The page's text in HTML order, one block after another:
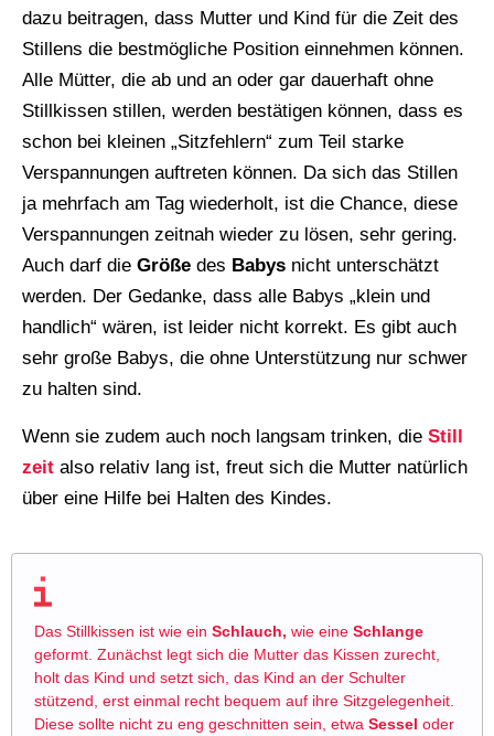
dazu beitragen, dass Mutter und Kind für die Zeit des
Stillens die bestmögliche Position einnehmen können.
Alle Mütter, die ab und an oder gar dauerhaft ohne
Stillkissen stillen, werden bestätigen können, dass es
schon bei kleinen „Sitzfehlern“ zum Teil starke
Verspannungen auftreten können. Da sich das Stillen
ja mehrfach am Tag wiederholt, ist die Chance, diese
Verspannungen zeitnah wieder zu lösen, sehr gering.
Auch darf die Größe des Babys nicht unterschätzt
werden. Der Gedanke, dass alle Babys „klein und
handlich“ wären, ist leider nicht korrekt. Es gibt auch
sehr große Babys, die ohne Unterstützung nur schwer
zu halten sind.
Wenn sie zudem auch noch langsam trinken, die Still
zeit also relativ lang ist, freut sich die Mutter natürlich
über eine Hilfe bei Halten des Kindes.
Das Stillkissen ist wie ein Schlauch, wie eine Schlange
geformt. Zunächst legt sich die Mutter das Kissen zurecht,
holt das Kind und setzt sich, das Kind an der Schulter
stützend, erst einmal recht bequem auf ihre Sitzgelegenheit.
Diese sollte nicht zu eng geschnitten sein, etwa Sessel oder